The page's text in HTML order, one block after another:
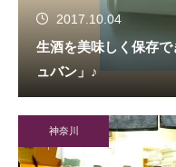
2017.10.04
生酒を美味しく保存
ュバン」♪
神奈川